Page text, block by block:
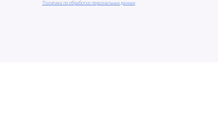
Политика по обработке персональных данных